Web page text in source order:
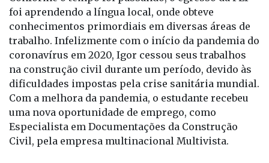
Conforme o tempo foi passando, o egresso da FEF
foi aprendendo a língua local, onde obteve
conhecimentos primordiais em diversas áreas de
trabalho. Infelizmente com o início da pandemia do
coronavírus em 2020, Igor cessou seus trabalhos
na construção civil durante um período, devido às
dificuldades impostas pela crise sanitária mundial.
Com a melhora da pandemia, o estudante recebeu
uma nova oportunidade de emprego, como
Especialista em Documentações da Construção